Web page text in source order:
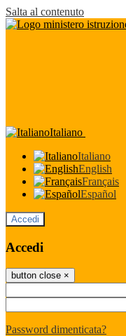
Salta al contenuto
Italiano
Italiano
English
Français
Español
Accedi
Accedi
button close ×
Password dimenticata?